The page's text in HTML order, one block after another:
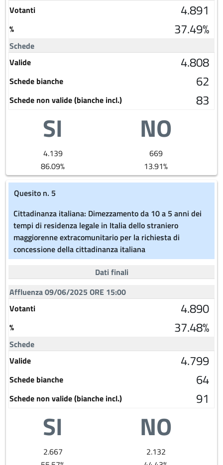
Votanti
4.891
% 37.49%
Schede
Valide
4.808
Schede bianche 62
Schede non valide (bianche incl.) 83
SI NO
4.139
669
86.09%
13.91%
Quesito n. 5
Cittadinanza italiana: Dimezzamento da 10 a 5 anni dei
tempi di residenza legale in Italia dello straniero
maggiorenne extracomunitario per la richiesta di
concessione della cittadinanza italiana
Dati finali
Affluenza 09/06/2025 ORE 15:00
Votanti
4.890
% 37.48%
Schede
Valide
4.799
Schede bianche 64
Schede non valide (bianche incl.) 91
SI NO
2.667
2.132